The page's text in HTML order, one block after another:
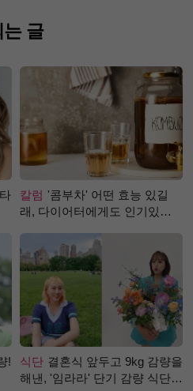
글
칼럼 '콤부차' 어떤 효능 있길
래, 다이어터에게도 인기있는
!
식단 결혼식 앞두고 9kg 감량을
해낸, '임라라' 단기 감량 식단